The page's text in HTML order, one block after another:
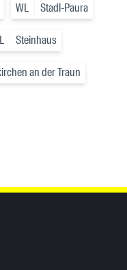
WL Stadl-Paura
Steinhaus
an der Traun